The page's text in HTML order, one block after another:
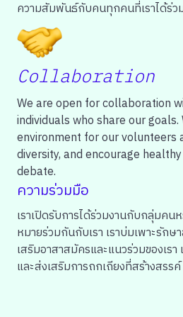
ความสัมพันธ์กับคนทุกคนที่เราได้ร่ว
Collaboration
We are open for collaboration
individuals who share our
environment for our volunteers
diversity, and encourage
debate.
ความร่วมมือ
เราเปิดรับการได้ร่วมงานกับกลุ่มคน
หมายร่วมกันกับเรา เราบ่มเพาะรัก
เสริมอาสาสมัครและแนวร่วมของเร
และส่งเสริมการถกเถียงที่สร้างสรรค์